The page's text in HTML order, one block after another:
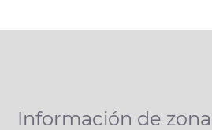
Información de